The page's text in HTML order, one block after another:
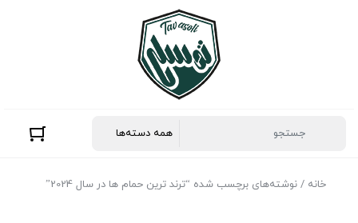
خانه / نوشته‌های برچسب شده “ترند ترین حمام ها در سال 2024”